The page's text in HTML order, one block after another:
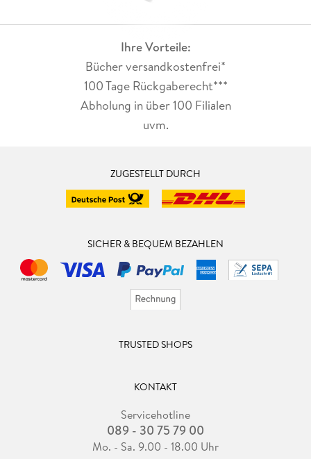
Ihre Vorteile:
Bücher versandkostenfrei*
100 Tage Rückgaberecht***
Abholung in über 100 Filialen
uvm.
ZUGESTELLT DURCH
SICHER & BEQUEM BEZAHLEN
TRUSTED SHOPS
KONTAKT
Servicehotline
089 - 30 75 79 00
Mo. - Sa. 9.00 - 18.00 Uhr